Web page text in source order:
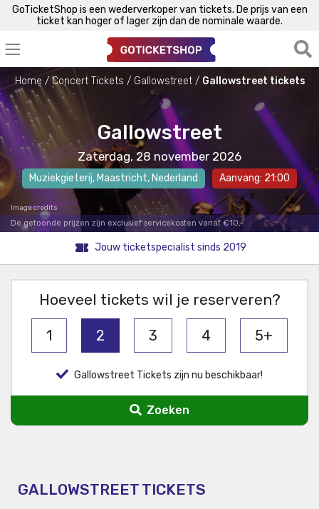
GoTicketShop is een wederverkoper van tickets. De prijs van een
ticket kan hoger of lager zijn dan de nominale waarde.
Home Concert Tickets Gallowstreet Gallowstreet tickets
Gallowstreet
Zaterdag, 28 november 2026
Muziekgieterij, Maastricht, Nederland Aanvang: 21:00
Image credits
De getoonde prijzen zijn exclusief servicekosten vanaf €10,-.
Jouw ticketspecialist sinds 2019
Hoeveel tickets wil je reserveren?
1 2 3 4 5+
Gallowstreet Tickets zijn nu beschikbaar!
Zoeken
GALLOWSTREET TICKETS